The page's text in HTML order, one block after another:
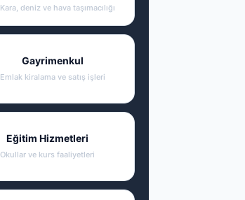
Kara, deniz ve hava taşımacılığı
Gayrimenkul
Emlak kiralama ve satış işleri
Eğitim Hizmetleri
Okullar ve kurs faaliyetleri